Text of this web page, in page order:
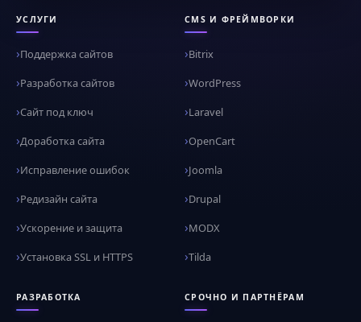
УСЛУГИ
Поддержка сайтов
Разработка сайтов
Сайт под ключ
Доработка сайта
Исправление ошибок
Редизайн сайта
Ускорение и защита
Установка SSL и HTTPS
CMS И ФРЕЙМВОРКИ
Bitrix
WordPress
Laravel
OpenCart
Joomla
Drupal
MODX
Tilda
РАЗРАБОТКА СРОЧНО И ПАРТНЁРАМ